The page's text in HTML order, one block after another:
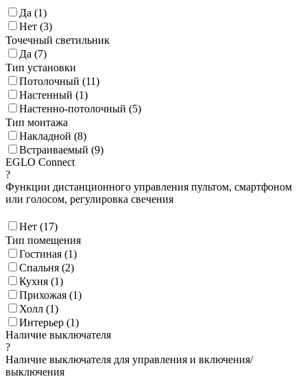
Да (1)
Нет (3)
Точечный светильник
Да (7)
Тип установки
Потолочный (11)
Настенный (1)
Настенно-потолочный (5)
Тип монтажа
Накладной (8)
Встраиваемый (9)
EGLO Connect
?
Функции дистанционного управления пультом, смартфоном
или голосом, регулировка свечения
Нет (17)
Тип помещения
Гостиная (1)
Спальня (2)
Кухня (1)
Прихожая (1)
Холл (1)
Интерьер (1)
Наличие выключателя
?
Наличие выключателя для управления и включения/
выключения